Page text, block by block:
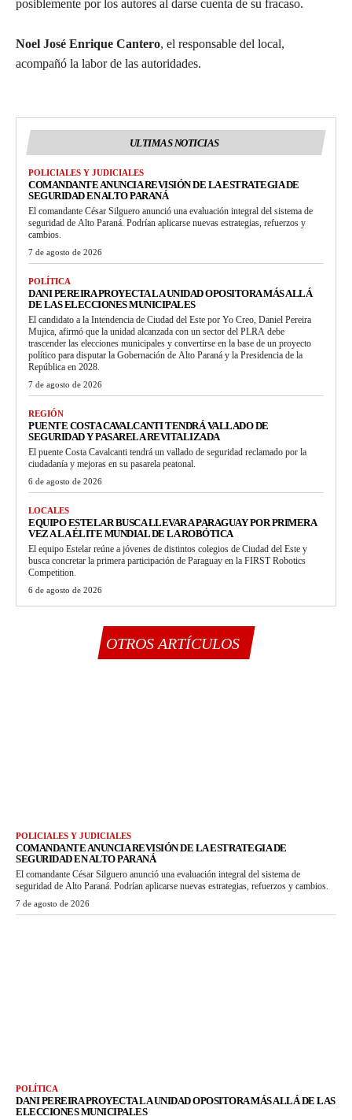
posiblemente por los autores al darse cuenta de su fracaso.
Noel José Enrique Cantero, el responsable del local,
acompañó la labor de las autoridades.
ULTIMAS NOTICIAS
POLICIALES Y JUDICIALES
COMANDANTE ANUNCIA REVISIÓN DE LA ESTRATEGIA DE
SEGURIDAD EN ALTO PARANÁ
El comandante César Silguero anunció una evaluación integral del sistema de
seguridad de Alto Paraná. Podrían aplicarse nuevas estrategias, refuerzos y
cambios.
7 de agosto de 2026
POLÍTICA
DANI PEREIRA PROYECTA LA UNIDAD OPOSITORA MÁS ALLÁ
DE LAS ELECCIONES MUNICIPALES
El candidato a la Intendencia de Ciudad del Este por Yo Creo, Daniel Pereira
Mujica, afirmó que la unidad alcanzada con un sector del PLRA debe
trascender las elecciones municipales y convertirse en la base de un proyecto
político para disputar la Gobernación de Alto Paraná y la Presidencia de la
República en 2028.
7 de agosto de 2026
REGIÓN
PUENTE COSTA CAVALCANTI TENDRÁ VALLADO DE
SEGURIDAD Y PASARELA REVITALIZADA
El puente Costa Cavalcanti tendrá un vallado de seguridad reclamado por la
ciudadanía y mejoras en su pasarela peatonal.
6 de agosto de 2026
LOCALES
EQUIPO ESTELAR BUSCA LLEVAR A PARAGUAY POR PRIMERA
VEZ A LA ÉLITE MUNDIAL DE LA ROBÓTICA
El equipo Estelar reúne a jóvenes de distintos colegios de Ciudad del Este y
busca concretar la primera participación de Paraguay en la FIRST Robotics
Competition.
6 de agosto de 2026
OTROS ARTÍCULOS
POLICIALES Y JUDICIALES
COMANDANTE ANUNCIA REVISIÓN DE LA ESTRATEGIA DE
SEGURIDAD EN ALTO PARANÁ
El comandante César Silguero anunció una evaluación integral del sistema de
seguridad de Alto Paraná. Podrían aplicarse nuevas estrategias, refuerzos y cambios.
7 de agosto de 2026
POLÍTICA
DANI PEREIRA PROYECTA LA UNIDAD OPOSITORA MÁS ALLÁ DE LAS
ELECCIONES MUNICIPALES